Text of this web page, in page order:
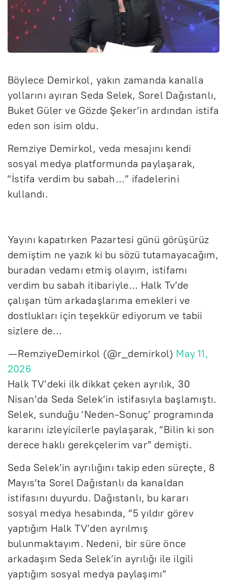
Böylece Demirkol, yakın zamanda kanalla
yollarını ayıran Seda Selek, Sorel Dağıstanlı,
Buket Güler ve Gözde Şeker’in ardından istifa
eden son isim oldu.
Remziye Demirkol, veda mesajını kendi
sosyal medya platformunda paylaşarak,
“İstifa verdim bu sabah...” ifadelerini
kullandı.
Yayını kapatırken Pazartesi günü görüşürüz
demiştim ne yazık ki bu sözü tutamayacağım,
buradan vedamı etmiş olayım, istifamı
verdim bu sabah itibariyle… Halk Tv’de
çalışan tüm arkadaşlarıma emekleri ve
dostlukları için teşekkür ediyorum ve tabii
sizlere de…
— RemziyeDemirkol (@r_demirkol) May 11,
2026
Halk TV’deki ilk dikkat çeken ayrılık, 30
Nisan’da Seda Selek’in istifasıyla başlamıştı.
Selek, sunduğu ‘Neden-Sonuç’ programında
kararını izleyicilerle paylaşarak, “Bilin ki son
derece haklı gerekçelerim var” demişti.
Seda Selek’in ayrılığını takip eden süreçte, 8
Mayıs’ta Sorel Dağıstanlı da kanaldan
istifasını duyurdu. Dağıstanlı, bu kararı
sosyal medya hesabında, “5 yıldır görev
yaptığım Halk TV’den ayrılmış
bulunmaktayım. Nedeni, bir süre önce
arkadaşım Seda Selek’in ayrılığı ile ilgili
yaptığım sosyal medya paylaşımı”